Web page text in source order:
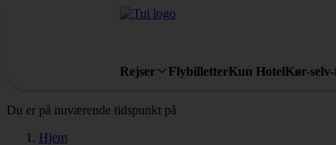
Rejser FlybilletterKun HotelKør-
Du er på nuværende tidspunkt på
Hjem